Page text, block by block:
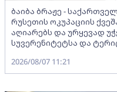
ბაიბა ბრაჟე -
რუსეთის ოკუპაციის
აღიარებს და ურყევად
სუვერენიტეტსა და
2026/08/07 11:21